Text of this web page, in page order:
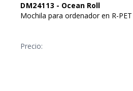
DM24113 - Ocean Roll
Mochila para ordenador en R-
Precio: